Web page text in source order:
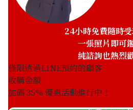
24小時免費隨時受
一張照片即可
純諮詢也熱烈
僅限透過LINE預約的顧客
收購金額
加碼35% 優惠活動進行中！